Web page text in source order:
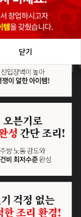
닫기
닫기
닫기
닫기
닫기